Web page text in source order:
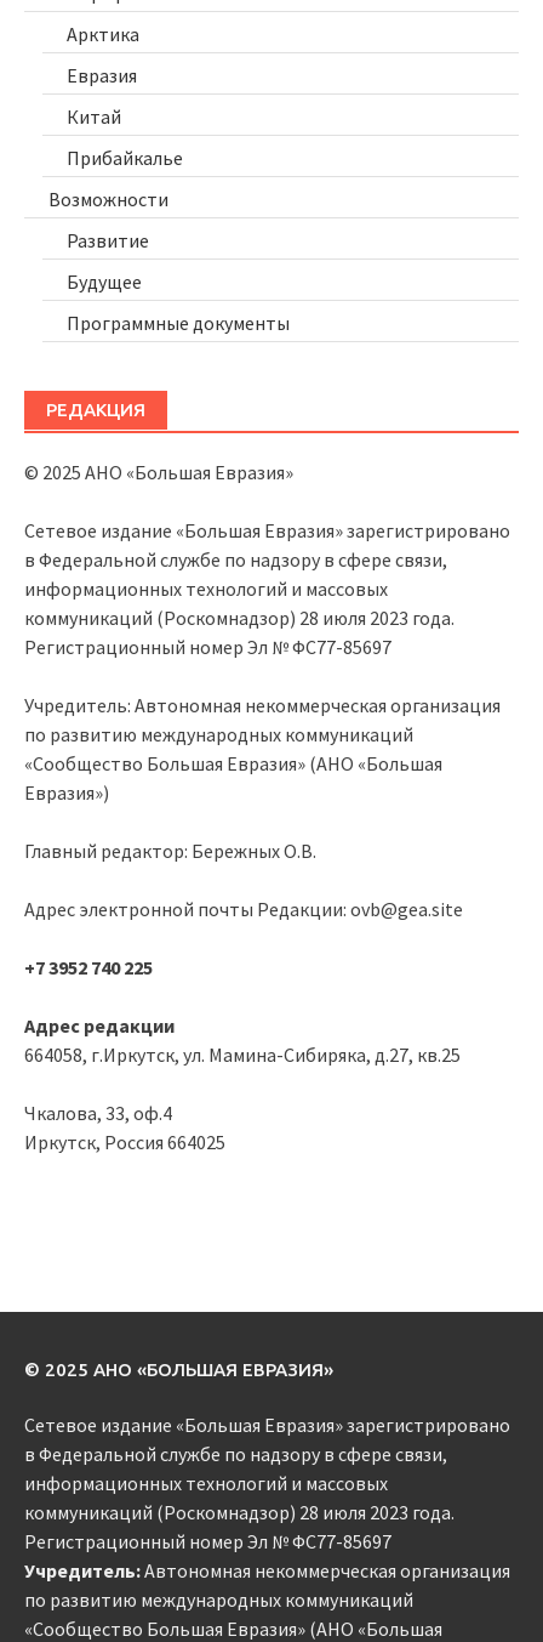
Арктика
Евразия
Китай
Прибайкалье
Возможности
Развитие
Будущее
Программные документы
РЕДАКЦИЯ
© 2025 АНО «Большая Евразия»
Сетевое издание «Большая Евразия» зарегистрировано
в Федеральной службе по надзору в сфере связи,
информационных технологий и массовых
коммуникаций (Роскомнадзор) 28 июля 2023 года.
Регистрационный номер Эл № ФС77-85697
Учредитель: Автономная некоммерческая организация
по развитию международных коммуникаций
«Сообщество Большая Евразия» (АНО «Большая
Евразия»)
Главный редактор: Бережных О.В.
Адрес электронной почты Редакции: ovb@gea.site
+7 3952 740 225
Адрес редакции
664058, г.Иркутск, ул. Мамина-Сибиряка, д.27, кв.25
Чкалова, 33, оф.4
Иркутск, Россия 664025
© 2025 АНО «БОЛЬШАЯ ЕВРАЗИЯ»
Сетевое издание «Большая Евразия» зарегистрировано
в Федеральной службе по надзору в сфере связи,
информационных технологий и массовых
коммуникаций (Роскомнадзор) 28 июля 2023 года.
Регистрационный номер Эл № ФС77-85697
Учредитель:Автономная некоммерческая организация
по развитию международных коммуникаций
«Сообщество Большая Евразия» (АНО «Большая